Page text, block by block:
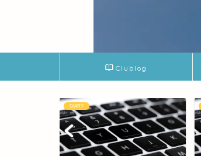
Clublog
DIGI